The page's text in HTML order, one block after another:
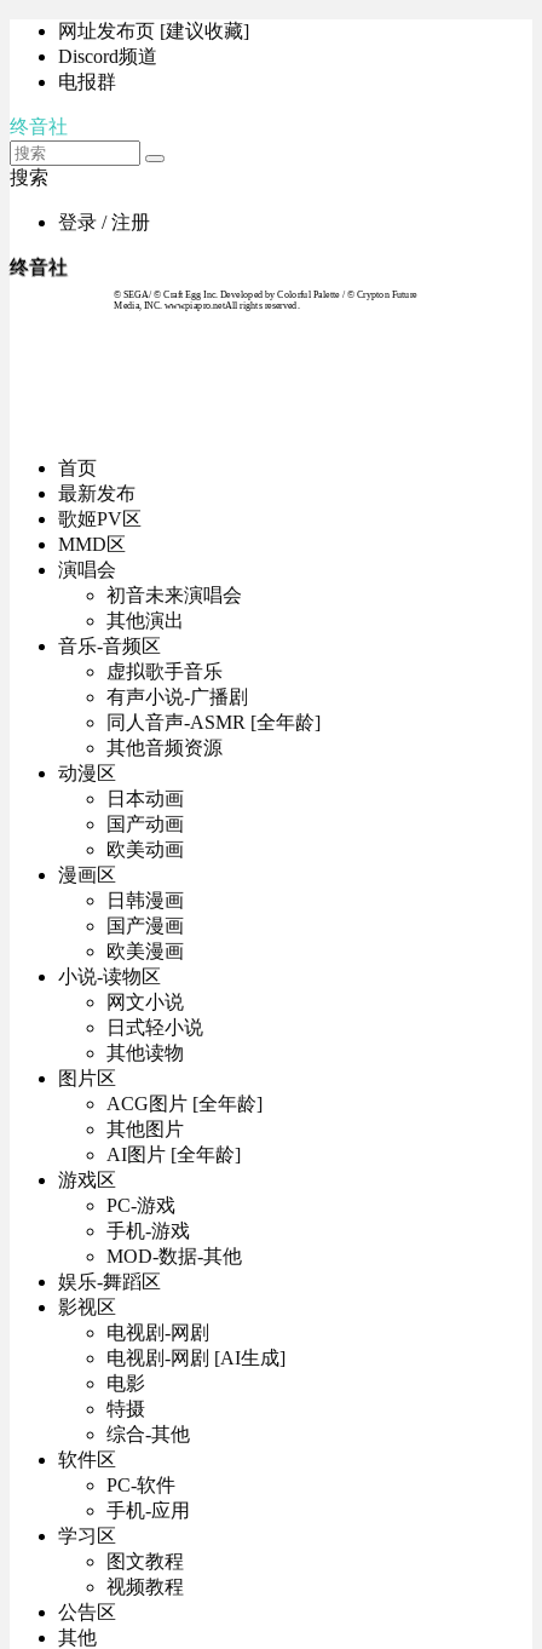
网址发布页 [建议收藏]
Discord频道
电报群
终音社
搜索
登录 / 注册
终音社
© SEGA / © Craft Egg Inc. Developed by Colorful Palette / © Crypton Future
Media, INC. www.piapro.netAll rights reserved.
首页
最新发布
歌姬PV区
MMD区
演唱会
初音未来演唱会
其他演出
音乐-音频区
虚拟歌手音乐
有声小说-广播剧
同人音声-ASMR [全年龄]
其他音频资源
动漫区
日本动画
国产动画
欧美动画
漫画区
日韩漫画
国产漫画
欧美漫画
小说-读物区
网文小说
日式轻小说
其他读物
图片区
ACG图片 [全年龄]
其他图片
AI图片 [全年龄]
游戏区
PC-游戏
手机-游戏
MOD-数据-其他
娱乐-舞蹈区
影视区
电视剧-网剧
电视剧-网剧 [AI生成]
电影
特摄
综合-其他
软件区
PC-软件
手机-应用
学习区
图文教程
视频教程
公告区
其他